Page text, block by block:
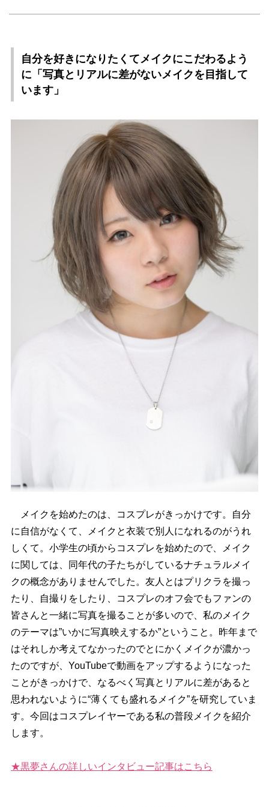
自分を好きになりたくてメイクにこだわるよう
に「写真とリアルに差がないメイクを目指して
います」
メイクを始めたのは、コスプレがきっかけです。自分
に自信がなくて、メイクと衣装で別人になれるのがうれ
しくて。小学生の頃からコスプレを始めたので、メイク
に関しては、同年代の子たちがしているナチュラルメイ
クの概念がありませんでした。友人とはプリクラを撮っ
たり、自撮りをしたり、コスプレのオフ会でもファンの
皆さんと一緒に写真を撮ることが多いので、私のメイク
のテーマは”いかに写真映えするか”ということ。昨年まで
はそれしか考えてなかったのでとにかくメイクが濃かっ
たのですが、YouTubeで動画をアップするようになった
ことがきっかけで、なるべく写真とリアルに差があると
思われないように“薄くても盛れるメイク”を研究していま
す。今回はコスプレイヤーである私の普段メイクを紹介
します。
★黒夢さんの詳しいインタビュー記事はこちら